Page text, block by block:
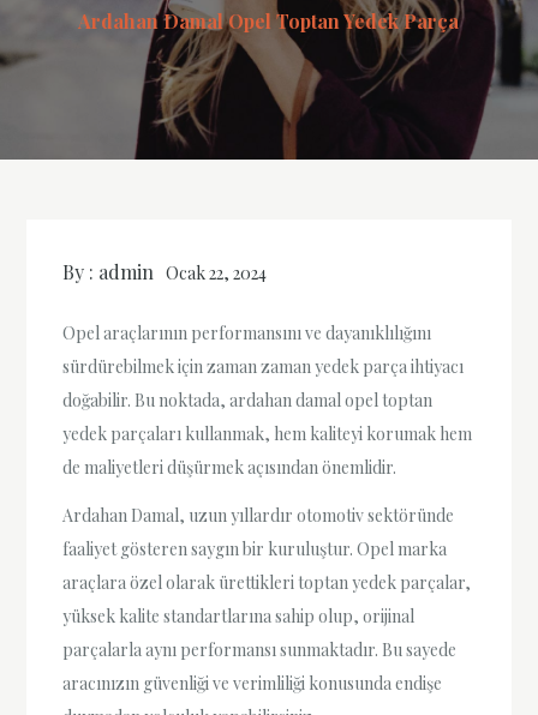
Ardahan Damal Opel Toptan Yedek Parça
By : admin Ocak 22, 2024
Opel araçlarının performansını ve dayanıklılığını
sürdürebilmek için zaman zaman yedek parça ihtiyacı
doğabilir. Bu noktada, ardahan damal opel toptan
yedek parçaları kullanmak, hem kaliteyi korumak hem
de maliyetleri düşürmek açısından önemlidir.
Ardahan Damal, uzun yıllardır otomotiv sektöründe
faaliyet gösteren saygın bir kuruluştur. Opel marka
araçlara özel olarak ürettikleri toptan yedek parçalar,
yüksek kalite standartlarına sahip olup, orijinal
parçalarla aynı performansı sunmaktadır. Bu sayede
aracınızın güvenliği ve verimliliği konusunda endişe